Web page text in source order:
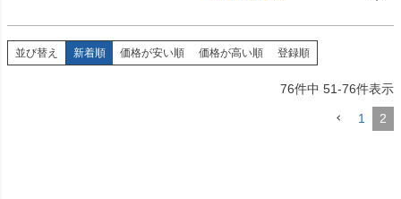
並び替え 新着順 価格が安い順 価格が高い順 登録順
76件中 51-76件表示
1 2